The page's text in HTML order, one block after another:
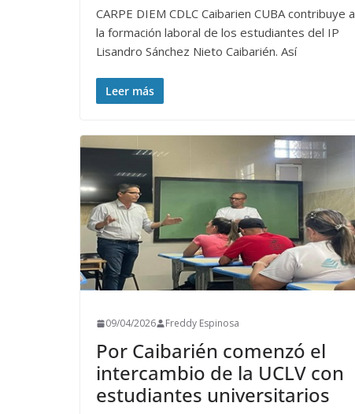
CARPE DIEM CDLC Caibarien CUBA contribuye a
la formación laboral de los estudiantes del IP
Lisandro Sánchez Nieto Caibarién. Así
Leer más
09/04/2026 Freddy Espinosa
Por Caibarién comenzó el
intercambio de la UCLV con
estudiantes universitarios